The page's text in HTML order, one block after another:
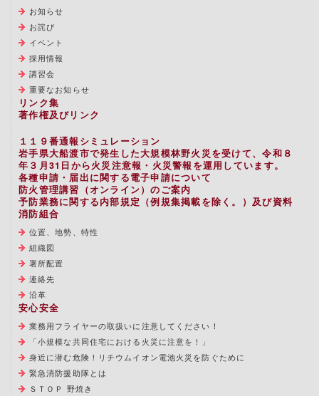
お知らせ
お詫び
イベント
採用情報
講習会
重要なお知らせ
リンク集
著作権及びリンク
１１９番通報シミュレーション
岩手県大船渡市で発生した大規模林野火災を受けて、令和８
年３月31日から火災注意報・火災警報を運用しています。
各種申請・届出に関する電子申請について
防火管理講習（オンライン）のご案内
予防業務に関する内部規定（例規集掲載を除く。）及び資料
消防組合
位置、地勢、特性
組織図
署所配置
連絡先
沿革
安心安全
業務用フライヤーの取扱いに注意してください！
「小規模な共同住宅における火災に注意を！」
身近に潜む危険！リチウムイオン電池火災を防ぐために
緊急消防援助隊とは
ＳＴＯＰ 野焼き